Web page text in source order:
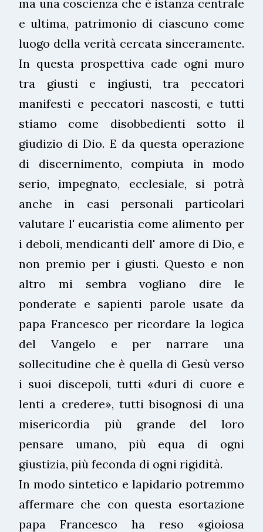
ma una coscienza che è istanza centrale
e ultima, patrimonio di ciascuno come
luogo della verità cercata sinceramente.
In questa prospettiva cade ogni muro
tra giusti e ingiusti, tra peccatori
manifesti e peccatori nascosti, e tutti
stiamo come disobbedienti sotto il
giudizio di Dio. E da questa operazione
di discernimento, compiuta in modo
serio, impegnato, ecclesiale, si potrà
anche in casi personali particolari
valutare l' eucaristia come alimento per
i deboli, mendicanti dell' amore di Dio, e
non premio per i giusti. Questo e non
altro mi sembra vogliano dire le
ponderate e sapienti parole usate da
papa Francesco per ricordare la logica
del Vangelo e per narrare una
sollecitudine che è quella di Gesù verso
i suoi discepoli, tutti «duri di cuore e
lenti a credere», tutti bisognosi di una
misericordia più grande del loro
pensare umano, più equa di ogni
giustizia, più feconda di ogni rigidità.
In modo sintetico e lapidario potremmo
affermare che con questa esortazione
papa Francesco ha reso «gioiosa